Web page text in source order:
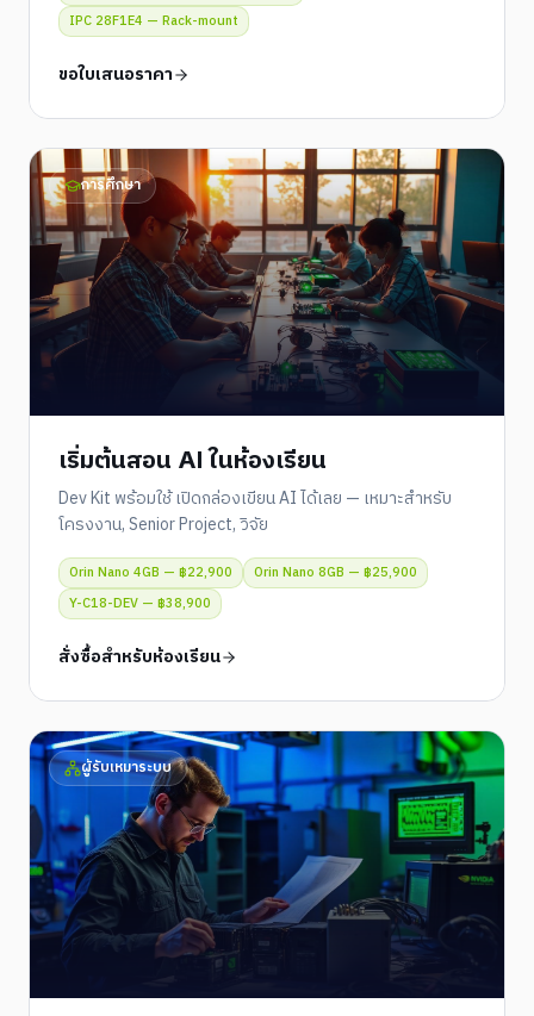
IPC 28F1E4 — Rack-mount
ขอใบเสนอราคา
การศึกษา
เริ่มต้นสอน AI ในห้องเรียน
Dev Kit พร้อมใช้ เปิดกล่องเขียน AI ได้เลย — เหมาะสำหรับ
โครงงาน, Senior Project, วิจัย
Orin Nano 4GB — ฿22,900
Orin Nano 8GB — ฿25,900
Y-C18-DEV — ฿38,900
สั่งซื้อสำหรับห้องเรียน
ผู้รับเหมาระบบ